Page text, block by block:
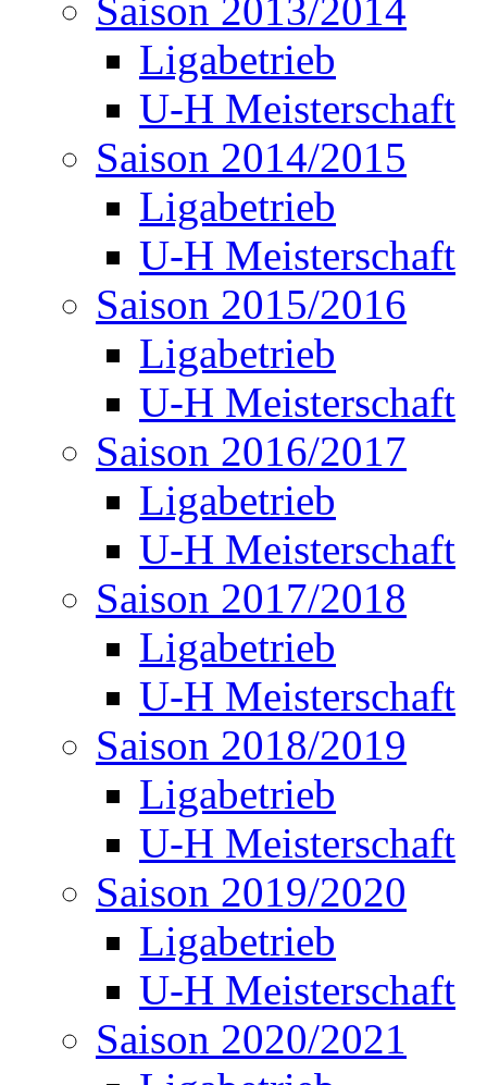
Saison 2013/2014
Ligabetrieb
U-H Meisterschaft
Saison 2014/2015
Ligabetrieb
U-H Meisterschaft
Saison 2015/2016
Ligabetrieb
U-H Meisterschaft
Saison 2016/2017
Ligabetrieb
U-H Meisterschaft
Saison 2017/2018
Ligabetrieb
U-H Meisterschaft
Saison 2018/2019
Ligabetrieb
U-H Meisterschaft
Saison 2019/2020
Ligabetrieb
U-H Meisterschaft
Saison 2020/2021